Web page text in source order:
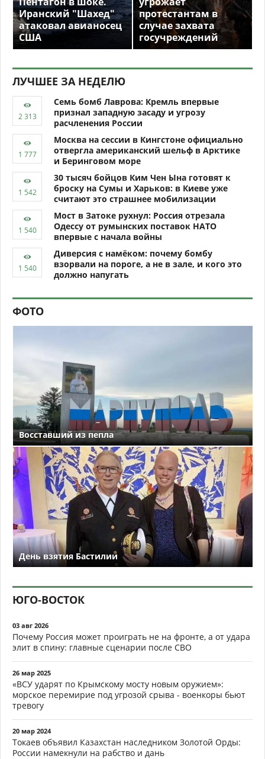
Иранский "Шахед"
атаковал авианосец
США
протестантам в
случае захвата
госучреждений
ЛУЧШЕЕ ЗА НЕДЕЛЮ
Семь бомб Лаврова: Кремль впервые
признал западную засаду и угрозу
расчленения России
Москва на сессии в Кингстоне официально
отвергла американский шельф в Арктике
и Беринговом море
30 тысяч бойцов Ким Чен Ына готовят к
броску на Сумы и Харьков: в Киеве уже
считают это страшнее мобилизации
Мост в Затоке рухнул: Россия отрезала
Одессу от румынских поставок НАТО
впервые с начала войны
Диверсия с намёком: почему бомбу
взорвали на пороге, а не в зале, и кого это
должно напугать
ФОТО
Восставший из пепла
День взятия Бастилии
ЮГО-ВОСТОК
03 авг 2026
Почему Россия может проиграть не на фронте, а от удара
элит в спину: главные сценарии после СВО
26 мар 2025
«ВСУ ударят по Крымскому мосту новым оружием»:
морское перемирие под угрозой срыва - военкоры бьют
тревогу
20 мар 2024
Токаев объявил Казахстан наследником Золотой Орды:
России намекнули на рабство и дань